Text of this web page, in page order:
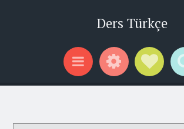
Ders Türkçe
Menu WidgetsSocial